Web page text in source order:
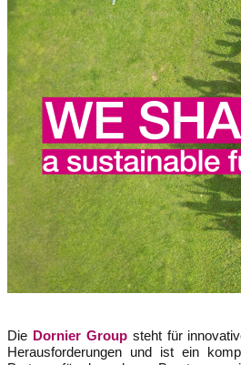
Die Dornier Groupsteht für
Herausforderungen und ist ein